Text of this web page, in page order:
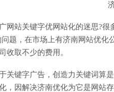
网站关键字优网站化的迷思?
题，在市场上有济南网站优化
收取不少的费用。
关键字广告，创造力关键词算
，因解决济南优化为它是网站